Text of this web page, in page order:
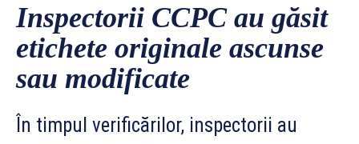
Inspectorii CCPC au găsit
etichete originale ascunse
sau modificate
În timpul verificărilor, inspectorii au